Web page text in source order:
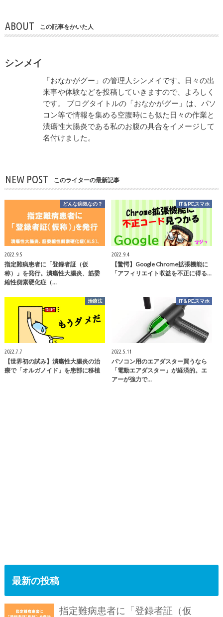
ABOUT この記事をかいた人
シンメイ
「おなかがグー」の管理人シンメイです。日々の出
来事や体験などを投稿していきますので、よろしく
です。 ブログタイトルの「おなかがグー」は、パソ
コン等で情報を集める空腹時にも似た日々の作業と
潰瘍性大腸炎である私のお腹の具合をイメージして
名付けました。
NEW POST このライターの最新記事
どんな病気なの？
2022.9.5
指定難病患者に「登録者証（仮
称）」を発行。潰瘍性大腸炎、筋委
縮性側索硬化症（…
IT＆PC,スマホ
2022.9.4
【驚愕】Google Chrome拡張機能に
「アフィリエイト収益を不正に得る…
治療法
2022.7.7
【世界初の試み】潰瘍性大腸炎の治
療で「オルガノイド」を患部に移植
IT＆PC,スマホ
2022.5.11
パソコン用のエアダスター買うなら
「電動エアダスター」が経済的。エ
アーが強力で…
最新の投稿
指定難病患者に「登録者証（仮